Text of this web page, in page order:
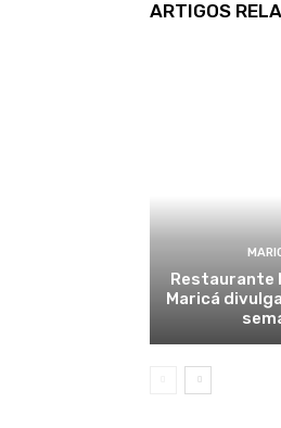
ARTIGOS
Restaurante
Maricá